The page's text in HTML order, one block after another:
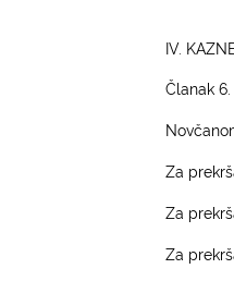
IV.
Članak 6.
Za
Za
Za